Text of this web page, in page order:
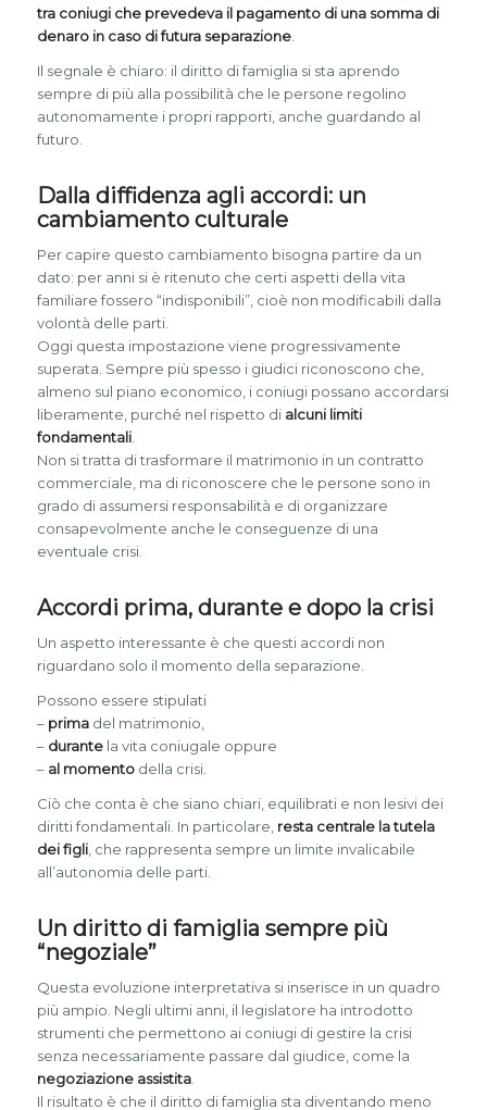
tra coniugi che prevedeva il pagamento di una somma di
denaro in caso di futura separazione.
Il segnale è chiaro: il diritto di famiglia si sta aprendo
sempre di più alla possibilità che le persone regolino
autonomamente i propri rapporti, anche guardando al
futuro.
Dalla diffidenza agli accordi: un
cambiamento culturale
Per capire questo cambiamento bisogna partire da un
dato: per anni si è ritenuto che certi aspetti della vita
familiare fossero “indisponibili”, cioè non modificabili dalla
volontà delle parti.
Oggi questa impostazione viene progressivamente
superata. Sempre più spesso i giudici riconoscono che,
almeno sul piano economico, i coniugi possano accordarsi
liberamente, purché nel rispetto di alcuni limiti
fondamentali.
Non si tratta di trasformare il matrimonio in un contratto
commerciale, ma di riconoscere che le persone sono in
grado di assumersi responsabilità e di organizzare
consapevolmente anche le conseguenze di una
eventuale crisi.
Accordi prima, durante e dopo la crisi
Un aspetto interessante è che questi accordi non
riguardano solo il momento della separazione.
Possono essere stipulati
– primadel matrimonio,
– durantela vita coniugale oppure
– al momentodella crisi.
Ciò che conta è che siano chiari, equilibrati e non lesivi dei
diritti fondamentali. In particolare, resta centrale la tutela
dei figli, che rappresenta sempre un limite invalicabile
all’autonomia delle parti.
Un diritto di famiglia sempre più
“negoziale”
Questa evoluzione interpretativa si inserisce in un quadro
più ampio. Negli ultimi anni, il legislatore ha introdotto
strumenti che permettono ai coniugi di gestire la crisi
senza necessariamente passare dal giudice, come la
negoziazione assistita.
Il risultato è che il diritto di famiglia sta diventando meno